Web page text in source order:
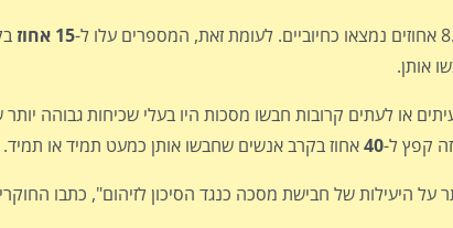
15 אחוז
40אחוז בקרב אנשים שחבשו אותן כמעט תמיד או תמיד.
היעילות של חבישת מסכה כנגד הסיכון לזיהום", כתבו